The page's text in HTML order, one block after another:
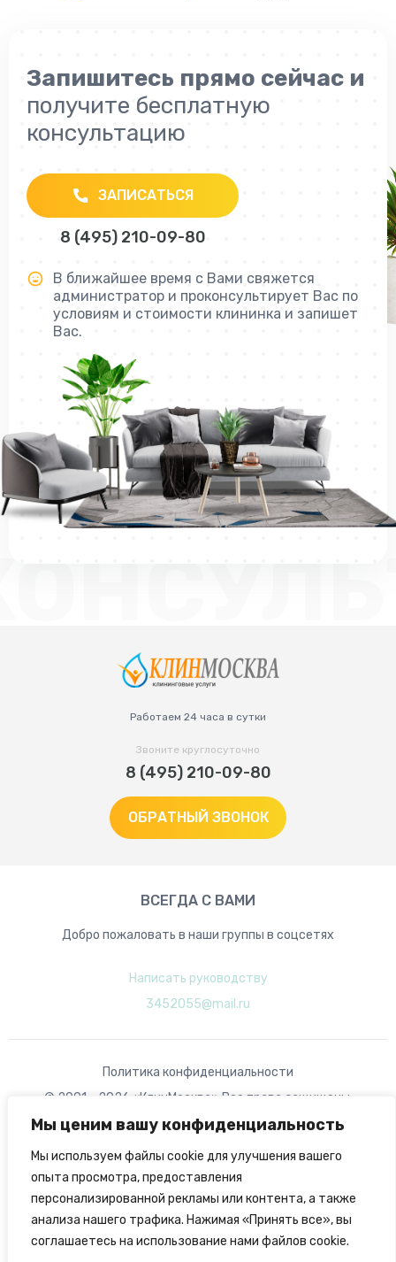
Мы ценим вашу конфиденциальность
Мы используем файлы cookie для улучшения вашего
опыта просмотра, предоставления
персонализированной рекламы или контента, а также
анализа нашего трафика. Нажимая «Принять все», вы
соглашаетесь на использование нами файлов cookie.
Запишитесь прямо сейчас и
получите бесплатную
консультацию
ЗАПИСАТЬСЯ
8 (495) 210-09-80
В ближайшее время с Вами свяжется
администратор и проконсультирует Вас по
условиям и стоимости клининка и запишет
Вас.
Работаем 24 часа в сутки
Звоните круглосуточно
8 (495) 210-09-80
ОБРАТНЫЙ ЗВОНОК
ВСЕГДА С ВАМИ
Добро пожаловать в наши группы в соцсетях
Написать руководству
3452055@mail.ru
© 2001 - 2026 «КлинМосква» Все права защищены.
Разработка Azawa
Политика конфиденциальности